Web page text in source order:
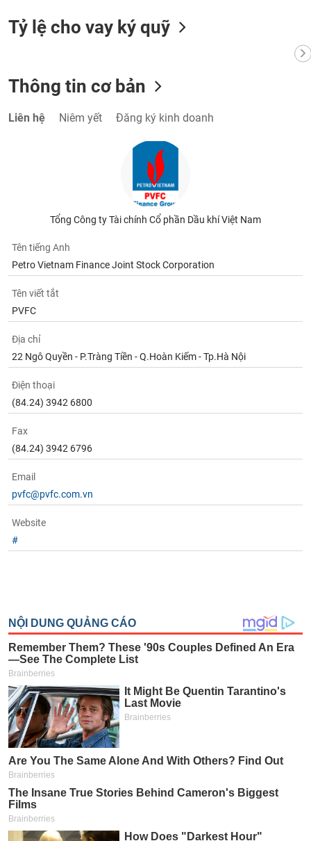
Tỷ lệ cho vay ký quỹ
Thông tin cơ bản
Liên hệ Niêm yết Đăng ký kinh doanh
Tổng Công ty Tài chính Cổ phần Dầu khí Việt Nam
Tên tiếng Anh
Petro Vietnam Finance Joint Stock Corporation
Tên viết tắt
PVFC
Địa chỉ
22 Ngô Quyền - P.Tràng Tiền - Q.Hoàn Kiếm - Tp.Hà Nội
Điện thoại
(84.24) 3942 6800
Fax
(84.24) 3942 6796
Email
pvfc@pvfc.com.vn
Website
#